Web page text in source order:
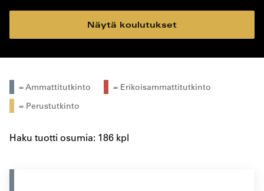
Näytä koulutukset
= Ammattitutkinto
= Erikoisammattitutkinto
= Perustutkinto
Haku tuotti osumia: 186 kpl